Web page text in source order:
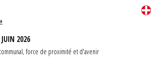
2026
force de proximité et d'avenir